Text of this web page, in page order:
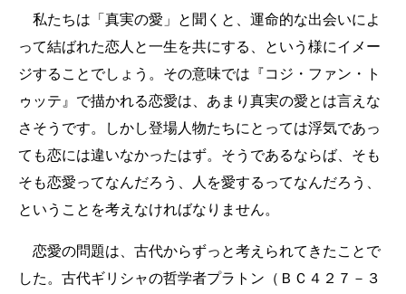
私たちは「真実の愛」と聞くと、運命的な出会いによ
って結ばれた恋人と一生を共にする、という様にイメー
ジすることでしょう。その意味では『コジ・ファン・ト
ゥッテ』で描かれる恋愛は、あまり真実の愛とは言えな
さそうです。しかし登場人物たちにとっては浮気であっ
ても恋には違いなかったはず。そうであるならば、そも
そも恋愛ってなんだろう、人を愛するってなんだろう、
ということを考えなければなりません。
恋愛の問題は、古代からずっと考えられてきたことで
した。古代ギリシャの哲学者プラトン（ＢＣ４２７－３